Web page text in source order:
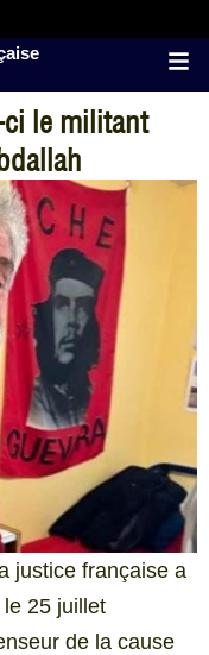
ci le militant
justice française a
le 25 juillet
de la cause